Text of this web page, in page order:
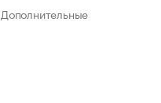
Дополнительные